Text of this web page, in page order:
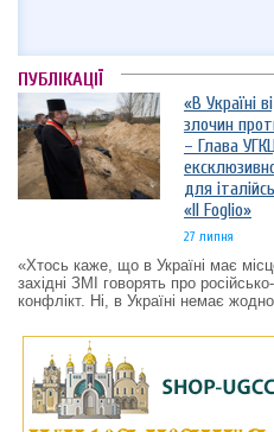
ПУБЛІКАЦІЇ
«В Україні
злочин
– Глава
для
«Il Foglio»
27 липня
«Хтось каже, що в Україні має
західні ЗМІ говорять про
конфлікт. Ні, в Україні немає